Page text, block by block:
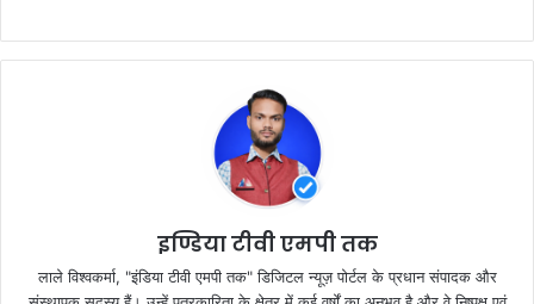
c
e
itt
er
at
s
ar
e
इण्डिया टीवी एमपी तक
लाले विश्वकर्मा, "इंडिया टीवी एमपी तक" डिजिटल न्यूज़ पोर्टल के प्रधान संपादक और